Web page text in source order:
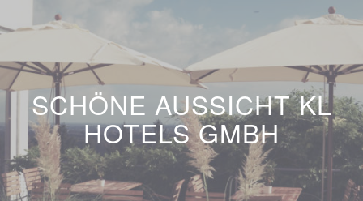
SCHÖNE AUSSICHT KL
HOTELS GMBH